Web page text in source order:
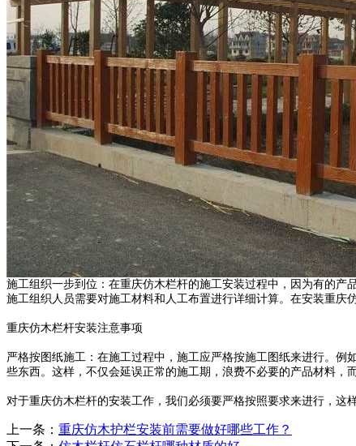
施工组织一步到位：在重庆仿木栏杆的施工安装过程中，因为有的产
施工组织人员需要对施工材料和人工布置进行详细计算。在安装重庆
重庆仿木栏杆安装注意事项
严格按图纸施工：在施工过程中，施工应严格按施工图纸来进行。
些东西。这样，不仅会延误正常的施工期，浪费不必要的产品材料，
对于重庆仿木栏杆的安装工作，我们必须要严格按照要求来进行，这
上一条： 重庆仿木护栏安装前需要做好哪些工作？